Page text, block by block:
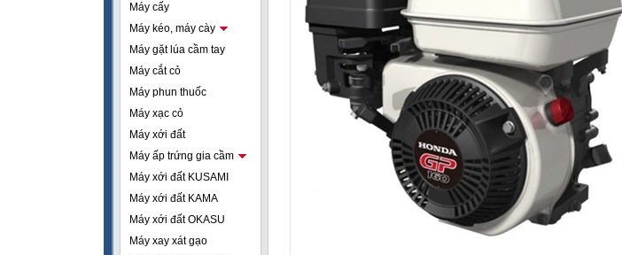
Máy cấy
Máy kéo, máy cày
Máy gặt lúa cầm tay
Máy cắt cỏ
Máy phun thuốc
Máy xạc cỏ
Máy xới đất
Máy ấp trứng gia cầm
Máy xới đất KUSAMI
Máy xới đất KAMA
Máy xới đất OKASU
Máy xay xát gạo